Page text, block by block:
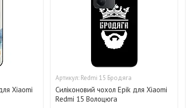
Xiaomi
Redmi 15 Бродяга
Силіконовий чохол Epik для Xiaomi
Redmi 15 Волоцюга